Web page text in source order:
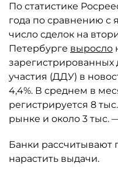
По статистике
года по сравнению с
число сделок на
Петербурге выросло
зарегистрированных
участия (ДДУ) в
4,4%. В среднем в
регистрируется 8
рынке и около 3 тыс.
Банки рассчитывают
нарастить выдачи.